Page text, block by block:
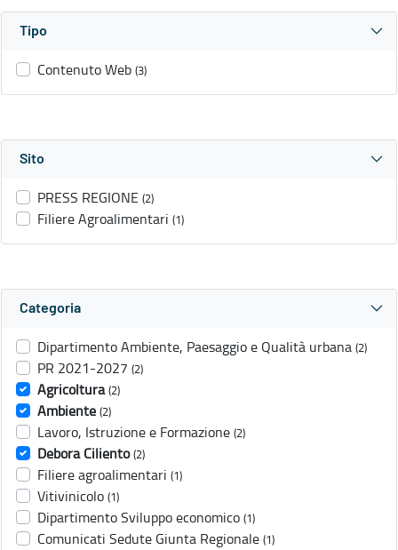
Tipo
Contenuto Web (3)
Sito
PRESS REGIONE (2)
Filiere Agroalimentari (1)
Categoria
Dipartimento Ambiente, Paesaggio e Qualità urbana (2)
PR 2021-2027 (2)
Agricoltura (2)
Ambiente (2)
Lavoro, Istruzione e Formazione (2)
Debora Ciliento (2)
Filiere agroalimentari (1)
Vitivinicolo (1)
Dipartimento Sviluppo economico (1)
Comunicati Sedute Giunta Regionale (1)